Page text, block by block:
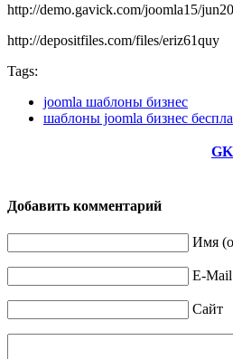
http://demo.gavick.com/joomla15/
http://depositfiles.com/files/eriz61quy
Tags:
joomla шаблоны бизнес
шаблоны joomla бизнес
Добавить комментарий
Имя
E-Mail
Сайт